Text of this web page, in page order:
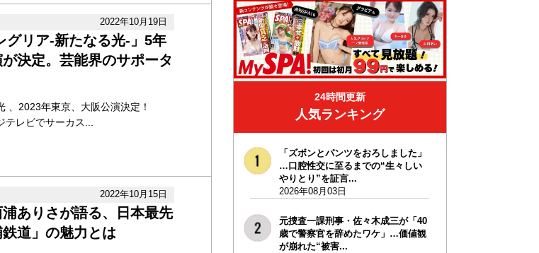
2022年10月19日
グリア‐新たなる光‐」5年
決定。芸能界のサポータ
、2023年東京、大阪公演決定！
レビでサーカス...
2022年10月15日
ありさが語る、日本最先
道」の魅力とは
24時間更新
人気ランキング
「ズボンとパンツをおろしました」
…口腔性交に至るまでの“生々しい
やりとり”を証言...
2026年08月03日
元捜査一課刑事・佐々木成三が「40
歳で警察官を辞めたワケ」…価値観
が崩れた“被害...